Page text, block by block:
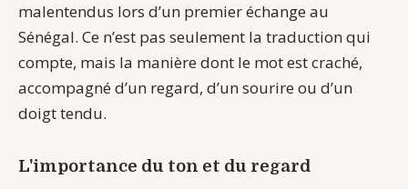
malentendus lors d’un premier échange au
Sénégal. Ce n’est pas seulement la traduction qui
compte, mais la manière dont le mot est craché,
accompagné d’un regard, d’un sourire ou d’un
doigt tendu.
L'importance du ton et du regard